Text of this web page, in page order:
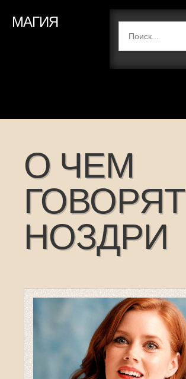
МАГИЯ
О ЧЕМ
ГОВОРЯТ
НОЗДРИ